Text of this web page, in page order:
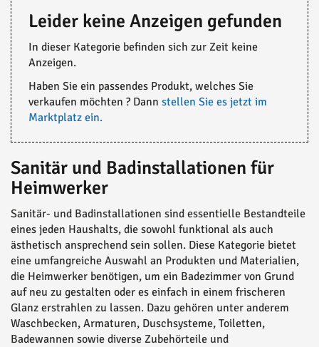
Leider keine Anzeigen gefunden
In dieser Kategorie befinden sich zur Zeit keine
Anzeigen.
Haben Sie ein passendes Produkt, welches Sie
verkaufen möchten ? Dann stellen Sie es jetzt im
Marktplatz ein.
Sanitär und Badinstallationen für
Heimwerker
Sanitär- und Badinstallationen sind essentielle Bestandteile
eines jeden Haushalts, die sowohl funktional als auch
ästhetisch ansprechend sein sollen. Diese Kategorie bietet
eine umfangreiche Auswahl an Produkten und Materialien,
die Heimwerker benötigen, um ein Badezimmer von Grund
auf neu zu gestalten oder es einfach in einem frischeren
Glanz erstrahlen zu lassen. Dazu gehören unter anderem
Waschbecken, Armaturen, Duschsysteme, Toiletten,
Badewannen sowie diverse Zubehörteile und